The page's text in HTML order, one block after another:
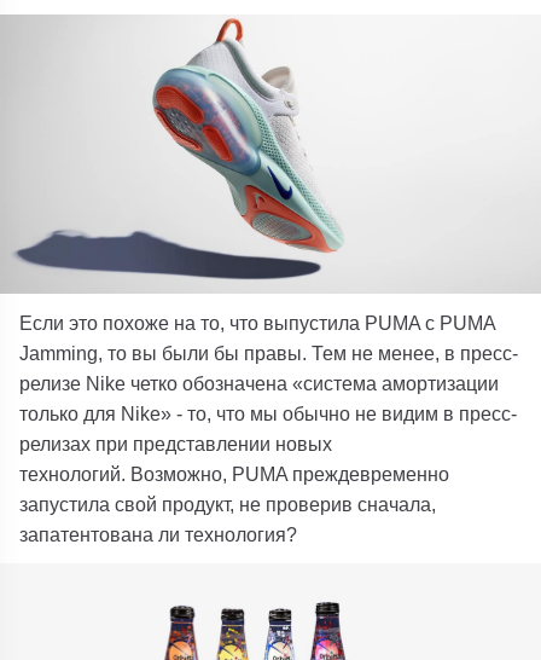
Если это похоже на то, что выпустила PUMA с PUMA
Jamming, то вы были бы правы. Тем не менее, в пресс-
релизе Nike четко обозначена «система амортизации
только для Nike» - то, что мы обычно не видим в пресс-
релизах при представлении новых
технологий. Возможно, PUMA преждевременно
запустила свой продукт, не проверив сначала,
запатентована ли технология?